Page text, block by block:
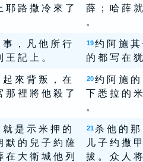
耶 路 撒 冷 來 了
薛 ； 哈 薛
。
， 凡 他 所 行
王 記 上 。
19 约 阿 施 其
的 都 写 在
來 背 叛 ， 在
那 裡 將 他 殺 了
20 约 阿 施 的
下 悉 拉 的
。
是 示 米 押 的
默 的 兒 子 約 薩
在 大 衛 城 他 列
21 杀 他 的 那
儿 子 约 撒
拔 。 众 人